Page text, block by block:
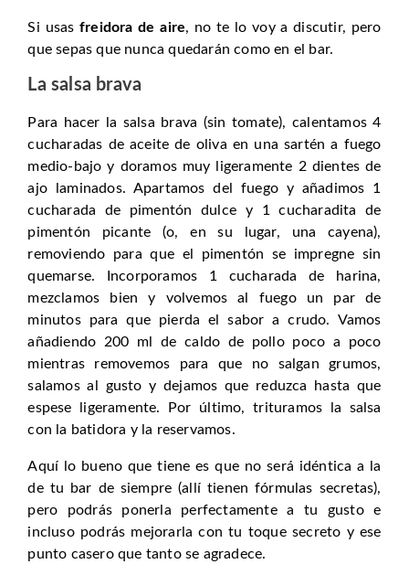
Si usas freidora de aire, no te lo voy a discutir, pero
que sepas que nunca quedarán como en el bar.
La salsa brava
Para hacer la salsa brava (sin tomate), calentamos 4
cucharadas de aceite de oliva en una sartén a fuego
medio-bajo y doramos muy ligeramente 2 dientes de
ajo laminados. Apartamos del fuego y añadimos 1
cucharada de pimentón dulce y 1 cucharadita de
pimentón picante (o, en su lugar, una cayena),
removiendo para que el pimentón se impregne sin
quemarse. Incorporamos 1 cucharada de harina,
mezclamos bien y volvemos al fuego un par de
minutos para que pierda el sabor a crudo. Vamos
añadiendo 200 ml de caldo de pollo poco a poco
mientras removemos para que no salgan grumos,
salamos al gusto y dejamos que reduzca hasta que
espese ligeramente. Por último, trituramos la salsa
con la batidora y la reservamos.
Aquí lo bueno que tiene es que no será idéntica a la
de tu bar de siempre (allí tienen fórmulas secretas),
pero podrás ponerla perfectamente a tu gusto e
incluso podrás mejorarla con tu toque secreto y ese
punto casero que tanto se agradece.